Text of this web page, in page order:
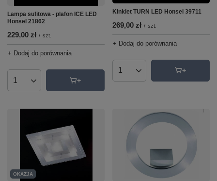
Lampa sufitowa - plafon ICE LED
Honsel 21862
229,00 zł / szt.
+ Dodaj do porównania
Ilość produktów
Kinkiet TURN LED Honsel 39711
269,00 zł / szt.
+ Dodaj do porównania
Ilość produktów
OKAZJA